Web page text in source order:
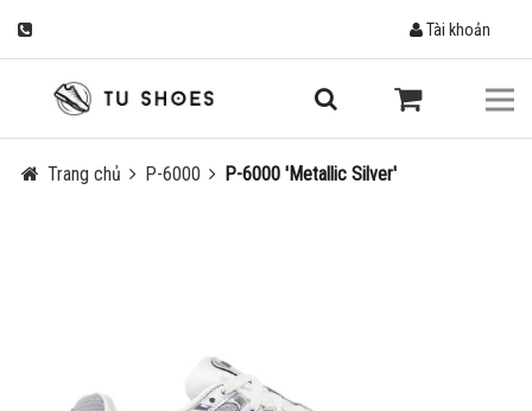
Tài khoản
Trang chủ P-6000 P-6000 'Metallic Silver'